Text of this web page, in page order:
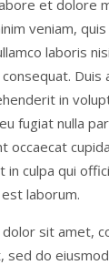
et dolore
veniam,
laboris
Duis
in
fugiat nulla
occaecat
in culpa qui
laborum.
dolor sit amet,
sed do